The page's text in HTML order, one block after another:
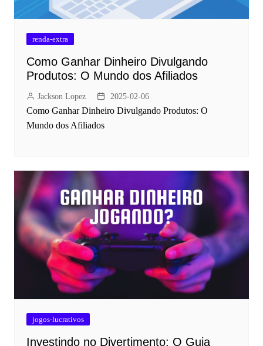
renda-extra
Como Ganhar Dinheiro Divulgando
Produtos: O Mundo dos Afiliados
Jackson Lopez 2025-02-06
Como Ganhar Dinheiro Divulgando Produtos: O
Mundo dos Afiliados
jogos-lucrativos
Investindo no Divertimento: O Guia